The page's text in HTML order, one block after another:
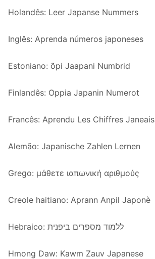
Holandês: Leer Japanse Nummers
Inglês: Aprenda números japoneses
Estoniano: õpi Jaapani Numbrid
Finlandês: Oppia Japanin Numerot
Francês: Aprendu Les Chiffres Janeais
Alemão: Japanische Zahlen Lernen
Grego: μάθετε ιαπωνική αριθμούς
Creole haitiano: Aprann Anpil Japonè
Hebraico: ללמוד מספרים ביפנית
Hmong Daw: Kawm Zauv Japanese